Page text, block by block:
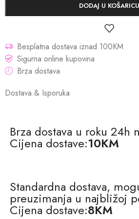
DODAJ U KOŠARICU
Besplatna dostava iznad 100KM
Sigurna online kupovina
Brza dostava
Dostava & Isporuka
Brza dostava u roku 24h
Cijena dostave:10KM
Standardna dostava,
preuzimanja u najbližoj
Cijena dostave:8KM